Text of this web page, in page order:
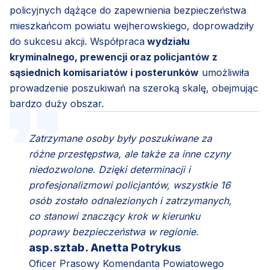
policyjnych dążące do zapewnienia bezpieczeństwa
mieszkańcom powiatu wejherowskiego, doprowadziły
do sukcesu akcji. Współpraca wydziału
kryminalnego, prewencji oraz policjantów z
sąsiednich komisariatów i posterunków umożliwiła
prowadzenie poszukiwań na szeroką skalę, obejmując
bardzo duży obszar.
Zatrzymane osoby były poszukiwane za
różne przestępstwa, ale także za inne czyny
niedozwolone. Dzięki determinacji i
profesjonalizmowi policjantów, wszystkie 16
osób zostało odnalezionych i zatrzymanych,
co stanowi znaczący krok w kierunku
poprawy bezpieczeństwa w regionie.
asp.sztab. Anetta Potrykus
Oficer Prasowy Komendanta Powiatowego